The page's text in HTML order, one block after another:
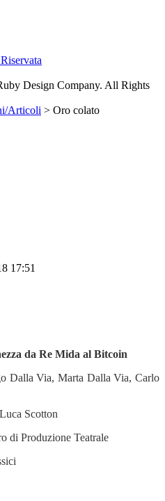
Design Company. All Rights
Articoli > Oro colato
17:51
da Re Mida al Bitcoin
Dalla Via, Marta Dalla Via, Carlo
Scotton
di Produzione Teatrale